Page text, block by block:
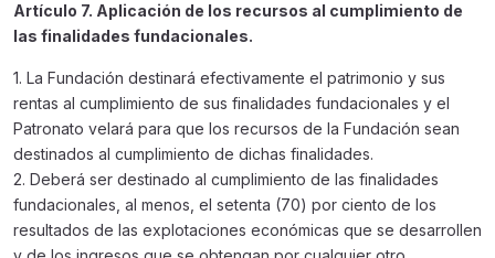
Artículo 7. Aplicación de los recursos al cumplimiento de
las finalidades fundacionales.
1. La Fundación destinará efectivamente el patrimonio y sus
rentas al cumplimiento de sus finalidades fundacionales y el
Patronato velará para que los recursos de la Fundación sean
destinados al cumplimiento de dichas finalidades.
2. Deberá ser destinado al cumplimiento de las finalidades
fundacionales, al menos, el setenta (70) por ciento de los
resultados de las explotaciones económicas que se desarrollen